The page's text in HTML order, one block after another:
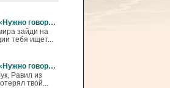
в розовых очках-это иллюзии»
зайди на
тебя ищет...
в розовых очках-это иллюзии»
Равил из
твой...